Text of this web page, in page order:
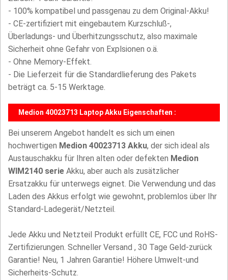
- 100% kompatibel und passgenau zu dem Original-Akku!
- CE-zertifiziert mit eingebautem Kurzschluß-,
Überladungs- und Überhitzungsschutz, also maximale
Sicherheit ohne Gefahr von Explsionen o.ä.
- Ohne Memory-Effekt.
- Die Lieferzeit für die Standardlieferung des Pakets
beträgt ca. 5-15 Werktage.
Medion 40023713 Laptop Akku Eigenschaften :
Bei unserem Angebot handelt es sich um einen
hochwertigen Medion 40023713 Akku, der sich ideal als
Austauschakku für Ihren alten oder defekten Medion
WIM2140 serie Akku, aber auch als zusätzlicher
Ersatzakku für unterwegs eignet. Die Verwendung und das
Laden des Akkus erfolgt wie gewohnt, problemlos über Ihr
Standard-Ladegerät/Netzteil.
Jede Akku und Netzteil Produkt erfüllt CE, FCC und RoHS-
Zertifizierungen. Schneller Versand , 30 Tage Geld-zurück
Garantie! Neu, 1 Jahren Garantie! Höhere Umwelt-und
Sicherheits-Schutz.